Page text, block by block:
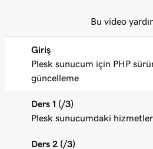
Giriş
Plesk sunucum için PHP
güncelleme
Ders 1 (/3)
Plesk sunucumdaki
Ders 2 (/3)
Bu video